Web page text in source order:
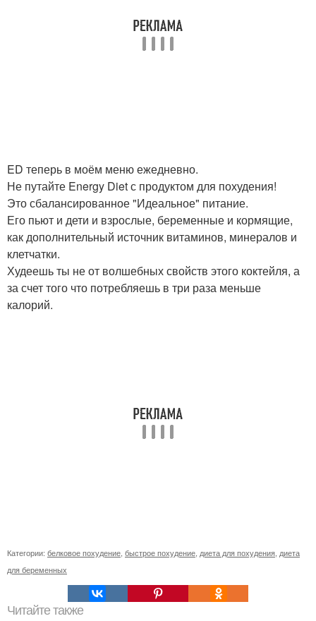
ED теперь в моём меню ежедневно.
Не путайте Energy Diet с продуктом для похудения!
Это сбалансированное "Идеальное" питание.
Его пьют и дети и взрослые, беременные и кормящие,
как дополнительный источник витаминов, минералов и
клетчатки.
Худеешь ты не от волшебных свойств этого коктейля, а
за счет того что потребляешь в три раза меньше
калорий.
Категории: белковое похудение быстрое похудение диета для похудения диета
для беременных
Читайте также